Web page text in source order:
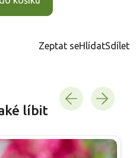
Zeptat seHlídatSdílet
líbit